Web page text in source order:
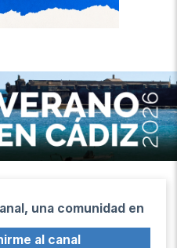
una comunidad en
al canal